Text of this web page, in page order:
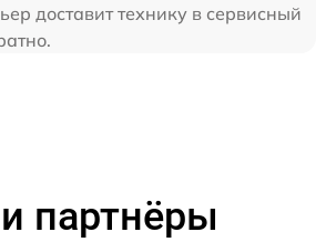
доставит технику в сервисный
партнёры